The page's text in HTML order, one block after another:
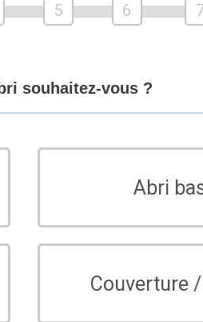
5 6
souhaitez-vous ?
Abri
Couverture